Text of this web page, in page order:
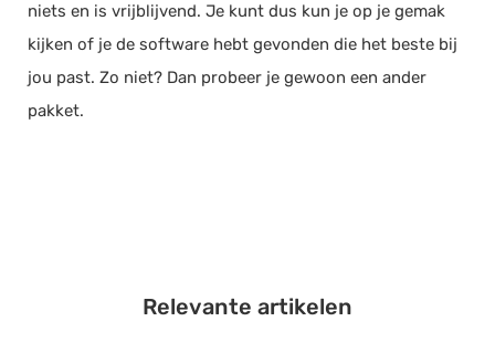
niets en is vrijblijvend. Je kunt dus kun je op je gemak
kijken of je de software hebt gevonden die het beste bij
jou past. Zo niet? Dan probeer je gewoon een ander
pakket.
Relevante artikelen